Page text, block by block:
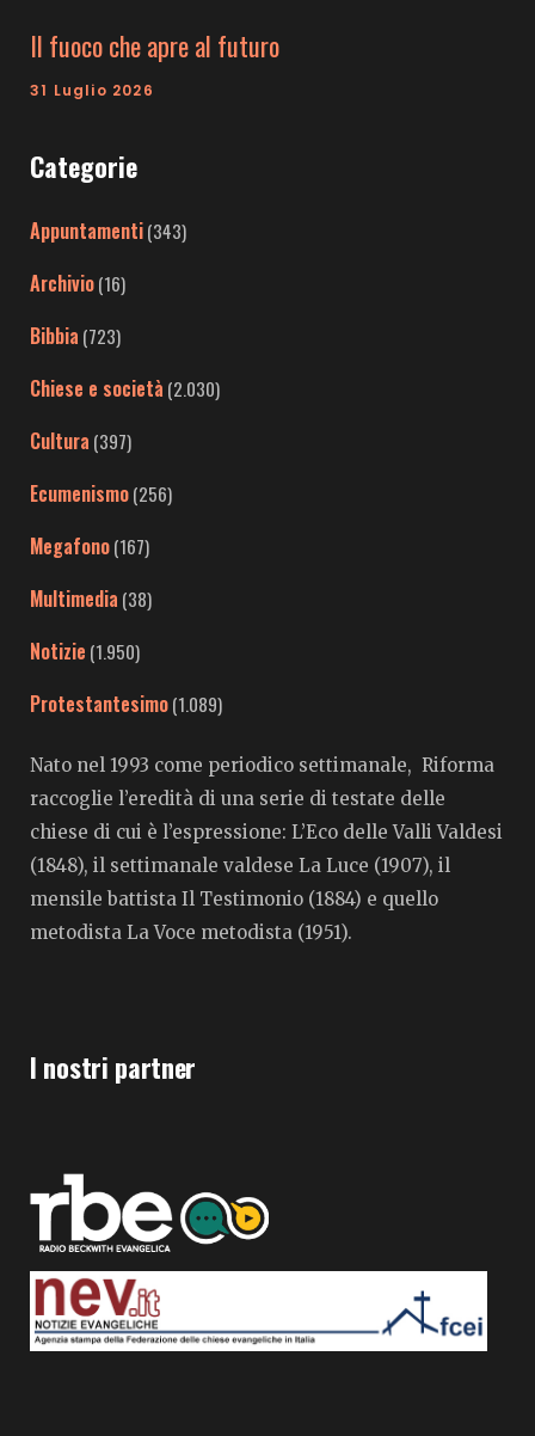
Il fuoco che apre al futuro
31 Luglio 2026
Categorie
Appuntamenti(343)
Archivio(16)
Bibbia (723)
Chiese e società (2.030)
Cultura (397)
Ecumenismo(256)
Megafono(167)
Multimedia (38)
Notizie (1.950)
Protestantesimo(1.089)
Nato nel 1993 come periodico settimanale, Riforma
raccoglie l’eredità di una serie di testate delle
chiese di cui è l’espressione: L’Eco delle Valli Valdesi
(1848), il settimanale valdese La Luce (1907), il
mensile battista Il Testimonio (1884) e quello
metodista La Voce metodista (1951).
I nostri partner